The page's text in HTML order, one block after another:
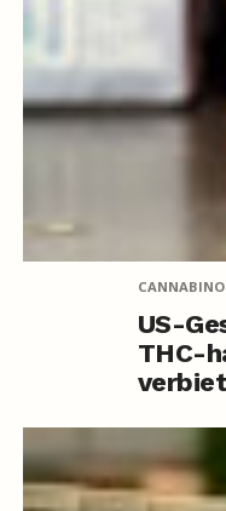
US-
THC-